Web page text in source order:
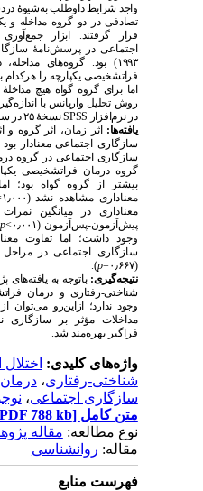
واجد شرایط داوطلب به‌شیوهٔ
تصادفی در دو گروهمداخلهو یک
قرار گرفتند. ابزار جمع‌آوری
اجتماعی در پرسش‌نامه‌ٔ
۱۹۹۳) بود. گروه‌های
فراتشخیصی یکپارچه را هرکدام
اما برای گروه گواه هیچ مداخلهٔ
روش تحلیل واریانس با
در نرم‌افزار S
SPSنسخهٔ ۲۵ در سطح معناداری ۰٫۰۵ صورت گرفت.
یافته‌ها:اثر زمان، اثر گروه و
سازگاری اجتماعی معنادار بود (۰٫۰۰۱>
سازگاری اجتماعی در گروه درمان
گروه درمان فراتشخیصی یکپارچه
بیشتر از گروه گواه بود؛
معناداری مشاهده نشد (۱٫۰۰۰=
معناداری در میانگین
پیش‌آزمون-پس‌آزمون (۰٫۰۰۱>
p
)
وجود داشت؛ اما تفاوت
سازگاری اجتماعی در مراحل
p
).
نتیجه‌گیری:باتوجه به یافته‌های
شناختی-رفتاری و درمان
وجود ندارد؛ ازاین‌رومی‌توان از
مداخلات مؤثر بر سازگاری
فراگیر بهره‌مند شد.
واژه‌های کلیدی:اختلال
شناختی-رفتاری،درمان
سازگاری اجتماعی،
متن کامل[PDF 788 kb]
نوع مطالعه:مقاله
مقاله:روانشناسی
فهرست منابع